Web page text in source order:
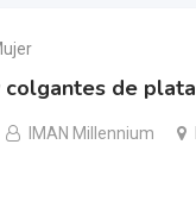
colgantes de plata
IMAN Millennium